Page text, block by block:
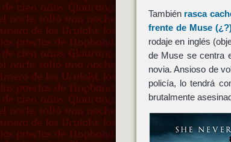
También rasca
frente de Muse
rodaje en inglés
de Muse se centra
novia. Ansioso de
policía, lo tendrá
brutalmente